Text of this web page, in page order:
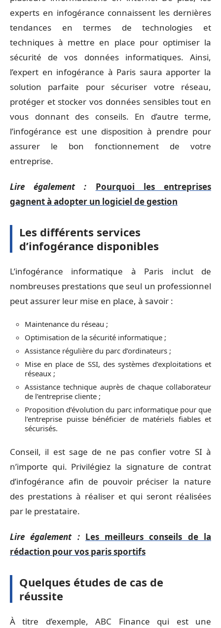
experts en infogérance connaissent les dernières
tendances en termes de technologies et
techniques à mettre en place pour optimiser la
sécurité de vos données informatiques. Ainsi,
l’expert en infogérance à Paris saura apporter la
solution parfaite pour sécuriser votre réseau,
protéger et stocker vos données sensibles tout en
vous donnant des conseils. En d’autre terme,
l’infogérance est une disposition à prendre pour
assurer le bon fonctionnement de votre
entreprise.
Lire également :
Pourquoi les entreprises
gagnent à adopter un logiciel de gestion
Les différents services
d’infogérance disponibles
L’infogérance informatique à Paris inclut de
nombreuses prestations que seul un professionnel
peut assurer leur mise en place, à savoir :
Maintenance du réseau ;
Optimisation de la sécurité informatique ;
Assistance régulière du parc d’ordinateurs ;
Mise en place de SSI, des systèmes d’exploitations et
réseaux ;
Assistance technique auprès de chaque collaborateur
de l’entreprise cliente ;
Proposition d’évolution du parc informatique pour que
l’entreprise puisse bénéficier de matériels fiables et
sécurisés.
Conseil, il est sage de ne pas confier votre SI à
n’importe qui. Privilégiez la signature de contrat
d’infogérance afin de pouvoir préciser la nature
des prestations à réaliser et qui seront réalisées
par le prestataire.
Lire également : Les meilleurs conseils de la
rédaction pour vos paris sportifs
Quelques études de cas de
réussite
À titre d’exemple, ABC Finance qui est une